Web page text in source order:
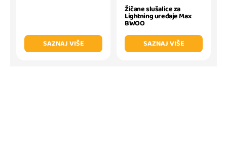
SAZNAJ VIŠE
Žičane slušalice za
Lightning uređaje Max
BWOO
SAZNAJ VIŠE